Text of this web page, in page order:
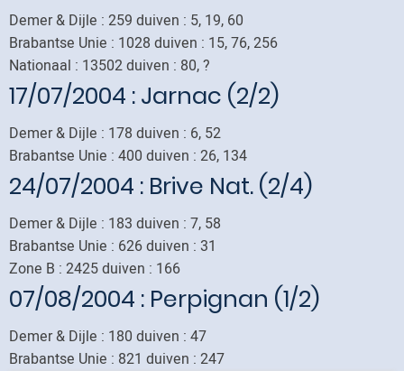
Demer & Dijle : 259 duiven : 5, 19, 60
Brabantse Unie : 1028 duiven : 15, 76, 256
Nationaal : 13502 duiven : 80, ?
17/07/2004 : Jarnac (2/2)
Demer & Dijle : 178 duiven : 6, 52
Brabantse Unie : 400 duiven : 26, 134
24/07/2004 : Brive Nat. (2/4)
Demer & Dijle : 183 duiven : 7, 58
Brabantse Unie : 626 duiven : 31
Zone B : 2425 duiven : 166
07/08/2004 : Perpignan (1/2)
Demer & Dijle : 180 duiven : 47
Brabantse Unie : 821 duiven : 247